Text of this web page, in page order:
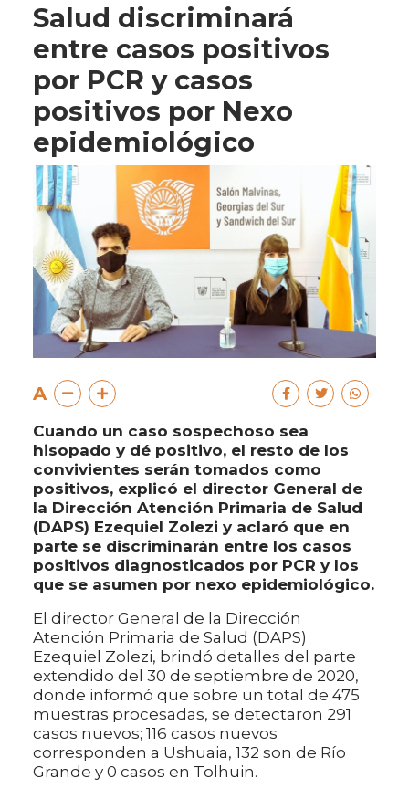
Salud discriminará
entre casos positivos
por PCR y casos
positivos por Nexo
epidemiológico
A
Cuando un caso sospechoso sea
hisopado y dé positivo, el resto de los
convivientes serán tomados como
positivos, explicó el director General de
la Dirección Atención Primaria de Salud
(DAPS) Ezequiel Zolezi y aclaró que en
parte se discriminarán entre los casos
positivos diagnosticados por PCR y los
que se asumen por nexo epidemiológico.
El director General de la Dirección
Atención Primaria de Salud (DAPS)
Ezequiel Zolezi, brindó detalles del parte
extendido del 30 de septiembre de 2020,
donde informó que sobre un total de 475
muestras procesadas, se detectaron 291
casos nuevos; 116 casos nuevos
corresponden a Ushuaia, 132 son de Río
Grande y 0 casos en Tolhuin.